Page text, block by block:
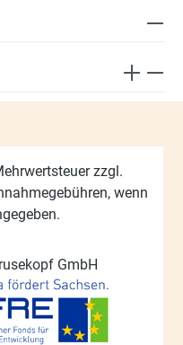
zzgl.
wenn
GmbH